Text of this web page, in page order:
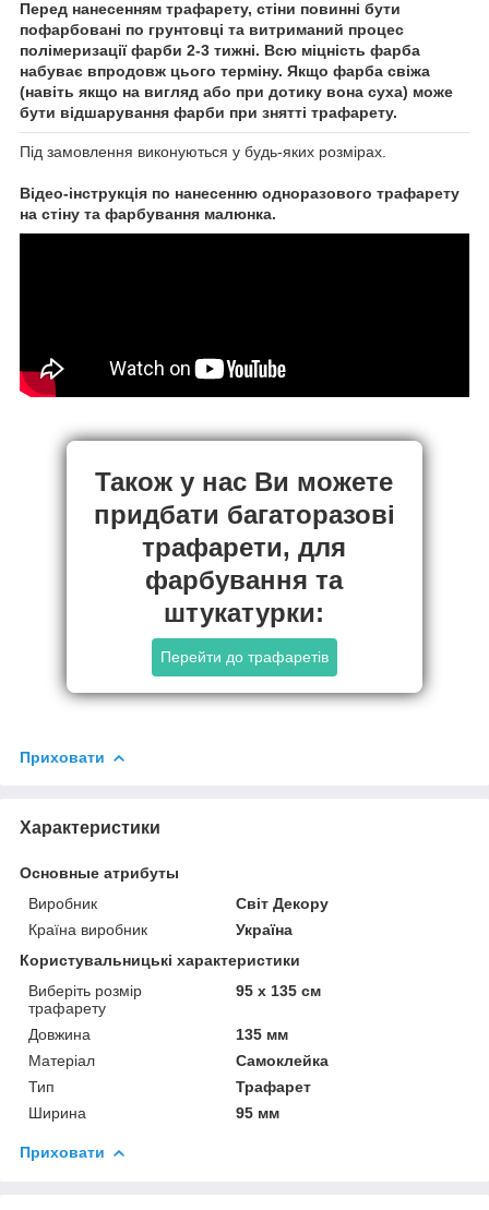
Перед нанесенням трафарету, стіни повинні бути
пофарбовані по грунтовці та витриманий процес
полімеризації фарби 2-3 тижні. Всю міцність фарба
набуває впродовж цього терміну. Якщо фарба свіжа
(навіть якщо на вигляд або при дотику вона суха) може
бути відшарування фарби при знятті трафарету.
Під замовлення виконуються у будь-яких розмірах.
Відео-інструкція по нанесенню одноразового трафарету
на стіну та фарбування малюнка.
Також у нас Ви можете
придбати багаторазові
трафарети, для
фарбування та
штукатурки:
Перейти до трафаретів
Приховати
Характеристики
Основные атрибуты
Виробник
Світ Декору
Країна виробник
Україна
Користувальницькі характеристики
Виберіть розмір
трафарету
95 х 135 см
Довжина
135 мм
Матеріал
Самоклейка
Тип
Трафарет
Ширина
95 мм
Приховати